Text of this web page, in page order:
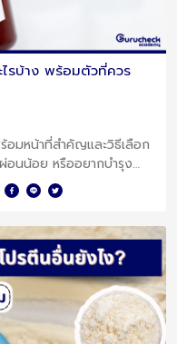
รบ้าง พร้อมตัวที่ควร
มหน้าที่สำคัญและวิธีเลือก
อนน้อย หรืออยากบำรุง